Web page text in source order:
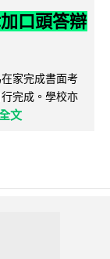
口頭答辯
家完成書面考
完成。學校亦
文